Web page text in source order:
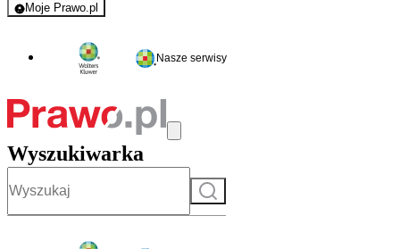
Moje Prawo.pl
- rejestracja i logowanie do serwisu
Nasze serwisy
Wyszukiwarka
Szukaj